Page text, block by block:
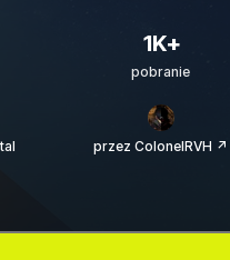
1K+
pobranie
przez ColonelRVH ↗